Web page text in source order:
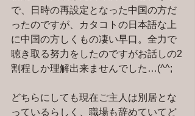
で、日時の再設定となった中国の方だ
ったのですが、カタコトの日本語な上
に中国の方しくもの凄い早口。全力で
聴き取る努力をしたのですがお話しの2
割程しか理解出来ませんでした…(^^;
どちらにしても現在ご主人は別居とな
っているらしく、職場も辞めていてど